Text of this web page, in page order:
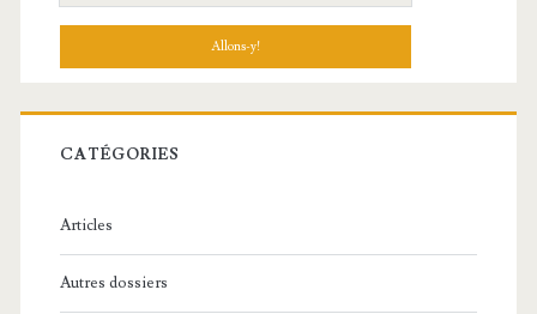
e
h
r
c
:
CATÉGORIES
Articles
Autres dossiers